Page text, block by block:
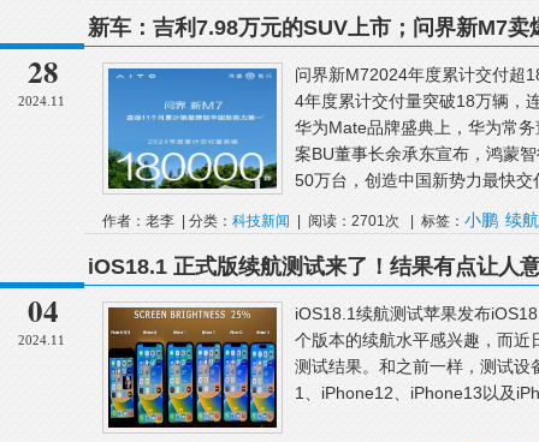
28
2024.11
新车：吉利7.98万元的SUV上市；问界新M7
光；小鹏P7+续航OTA开启公测
问界新M72024年度累计交付超
4年度累计交付量突破18万辆，
华为Mate品牌盛典上，华为常
案BU董事长余承东宣布，鸿蒙
50万台，创造中国新势力最快交
作者：老李 | 分类： 科技新闻 | 阅读：2701次 | 标签： 小鹏 续航
04
2024.11
iOS18.1 正式版续航测试来了！结果有点让人
iOS18.1续航测试苹果发布
个版本的续航水平感兴趣，而
测试结果。和之前一样，测试
1、iPhone12、iPhone13以及